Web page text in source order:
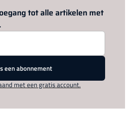
tot alle artikelen met
een abonnement
met een gratis account.